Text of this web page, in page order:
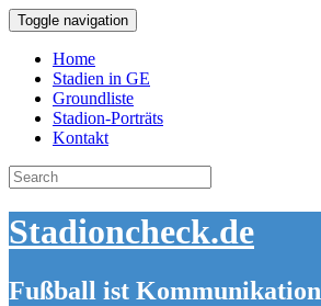
Toggle navigation
Home
Stadien in GE
Groundliste
Stadion-Porträts
Kontakt
Search
for:
Stadioncheck.de
Fußball ist Kommunikation